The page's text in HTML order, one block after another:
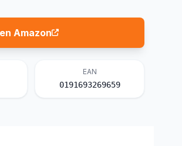
Amazon
EAN
0191693269659